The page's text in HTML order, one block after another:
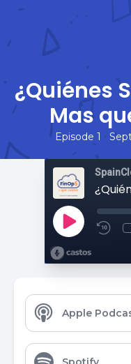
¿Quiénes
Mas
Episode 1 •
Apple